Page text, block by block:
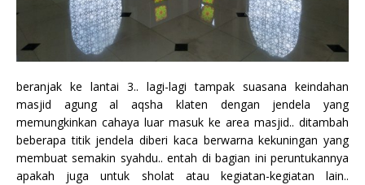
beranjak ke lantai 3.. lagi-lagi tampak suasana keindahan
masjid agung al aqsha klaten dengan jendela yang
memungkinkan cahaya luar masuk ke area masjid.. ditambah
beberapa titik jendela diberi kaca berwarna kekuningan yang
membuat semakin syahdu.. entah di bagian ini peruntukannya
apakah juga untuk sholat atau kegiatan-kegiatan lain..